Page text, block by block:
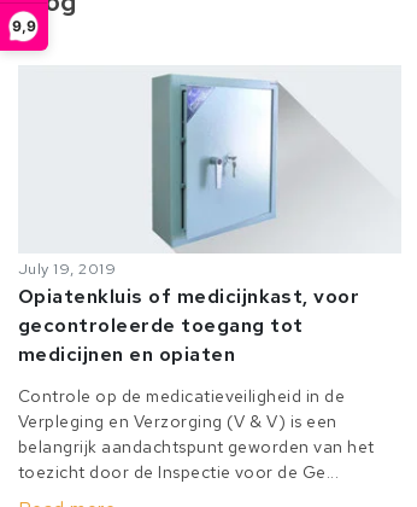
9,9
July 19, 2019
Opiatenkluis of medicijnkast, voor
gecontroleerde toegang tot
medicijnen en opiaten
Controle op de medicatieveiligheid in de
Verpleging en Verzorging (V & V) is een
belangrijk aandachtspunt geworden van het
toezicht door de Inspectie voor de Ge...